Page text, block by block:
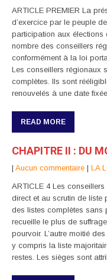
ARTICLE PREMIER La
d’exercice par le peuple
participation aux
nombre des conseillers
conformément à la loi
Les conseillers régionaux
complètes. Ils sont
renouvelés à une date
READ MORE
CHAPITRE II : DU
| Aucun commentaire | LA
ARTICLE 4 Les
direct et au scrutin de liste
des listes complètes sans
recueille le plus de
pourvoir. L’autre moitié
y compris la liste
restes. Les sièges sont